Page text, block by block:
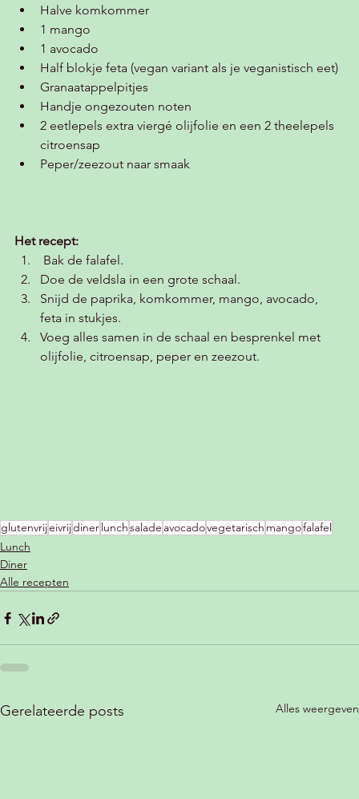
Halve komkommer
1 mango
1 avocado
Half blokje feta (vegan variant als je veganistisch eet)
Granaatappelpitjes
Handje ongezouten noten
2 eetlepels extra viergé olijfolie en een 2 theelepels
citroensap
Peper/zeezout naar smaak
Het recept:
Bak de falafel.
Doe de veldsla in een grote schaal.
Snijd de paprika, komkommer, mango, avocado,
feta in stukjes.
Voeg alles samen in de schaal en besprenkel met
olijfolie, citroensap, peper en zeezout.
glutenvrijeivrijdinerlunchsalade avocadovegetarisch mangofalafel
Lunch
Diner
Alle recepten
Gerelateerde posts Alles weergeven